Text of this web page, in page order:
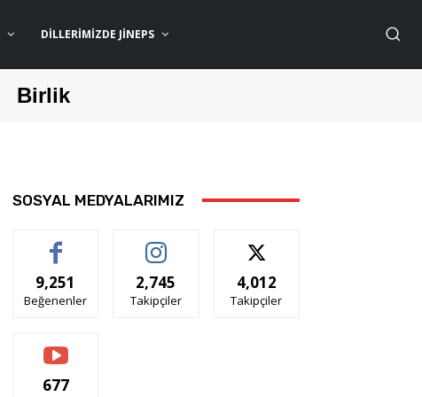
DILLERIMIZDE JİNEPS
Birlik
SOSYAL MEDYALARIMIZ
9,251
Beğenenler
2,745
Takipçiler
4,012
Takipçiler
677